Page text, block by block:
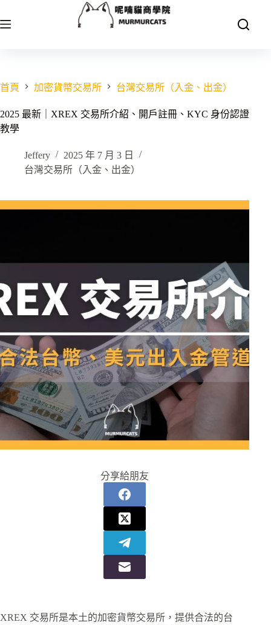
至
容
首頁 加密貨幣交易所 台灣交易所（入金、出金）
2025 最新｜XREX 交易所介紹、開戶註冊、KYC 身份認證
教學
Jeffery
2025 年 7 月 3 日
台灣交易所（入金、出金）
分享給朋友
XREX 交易所是本土的加密貨幣交易所，提供合法的台